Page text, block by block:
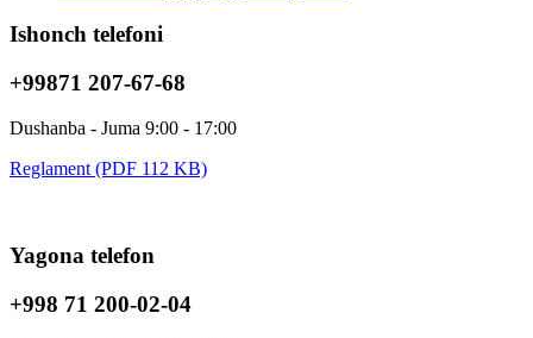
Ishonch telefoni
+99871 207-67-68
Dushanba - Juma 9:00 - 17:00
Reglament (PDF 112 KB)
Yagona telefon
+998 71 200-02-04